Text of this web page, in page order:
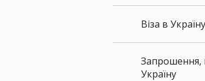
Віза в Україну
Запрошення,
Україну